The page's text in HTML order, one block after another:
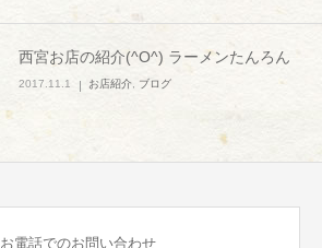
西宮お店の紹介(^O^) ラーメンたんろん
2017.11.1 お店紹介 ブログ
お電話でのお問い合わせ